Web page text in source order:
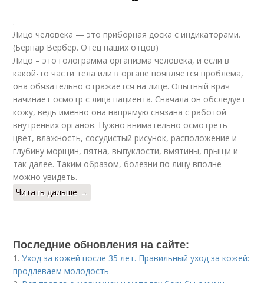
.
Лицо человека — это приборная доска с индикаторами.
(Бернар Вербер. Отец наших отцов)
Лицо – это голограмма организма человека, и если в
какой-то части тела или в органе появляется проблема,
она обязательно отражается на лице. Опытный врач
начинает осмотр с лица пациента. Сначала он обследует
кожу, ведь именно она напрямую связана с работой
внутренних органов. Нужно внимательно осмотреть
цвет, влажность, сосудистый рисунок, расположение и
глубину морщин, пятна, выпуклости, вмятины, прыщи и
так далее. Таким образом, болезни по лицу вполне
можно увидеть.
Читать дальше →
Последние обновления на сайте:
1.Уход за кожей после 35 лет. Правильный уход за кожей:
продлеваем молодость